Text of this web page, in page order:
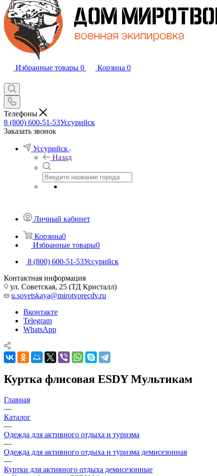
Избранные товары 0 Корзина 0
Телефоны
8 (800) 600-51-53Уссурийск
Заказать звонок
Уссурийск
Назад
Личный кабинет
Корзина0
Избранные товары0
8 (800) 600-51-53Уссурийск
Контактная информация
ул. Советская, 25 (ТД Кристалл)
u.sovetskaya@mirotvorecdv.ru
Вконтакте
Telegram
WhatsApp
Куртка флисовая ESDY Мультикам
Главная
—
Каталог
—
Одежда для активного отдыха и туризма
—
Одежда для активного отдыха и туризма демисезонная
—
Куртки для активного отдыха демисезонные